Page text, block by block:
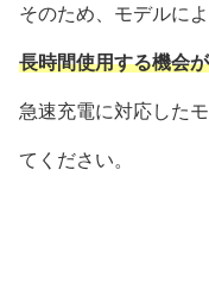
そのため、モデルに
長時間使用する機会
急速充電に対応した
てください。